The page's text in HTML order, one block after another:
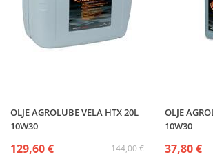
OLJE AGROLUBE VELA HTX 20L
10W30
144,00 €
129,60 €
OLJE
10W30
37,80 €